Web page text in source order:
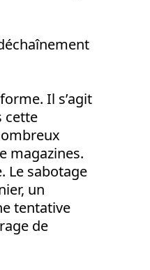
Il s’agit
cette
magazines.
Le sabotage
un
tentative
de